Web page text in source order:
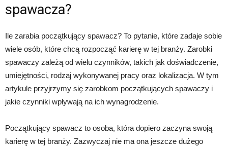
spawacza?
Ile zarabia początkujący spawacz? To pytanie, które zadaje sobie
wiele osób, które chcą rozpocząć karierę w tej branży. Zarobki
spawaczy zależą od wielu czynników, takich jak doświadczenie,
umiejętności, rodzaj wykonywanej pracy oraz lokalizacja. W tym
artykule przyjrzymy się zarobkom początkujących spawaczy i
jakie czynniki wpływają na ich wynagrodzenie.
Początkujący spawacz to osoba, która dopiero zaczyna swoją
karierę w tej branży. Zazwyczaj nie ma ona jeszcze dużego